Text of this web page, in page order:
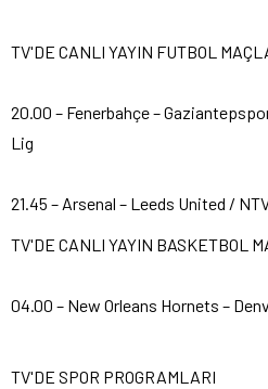
TV'DE CANLI YAYIN FUTBOL
20.00 – Fenerbahçe –
Lig
21.45 – Arsenal – Leeds United /
TV'DE CANLI YAYIN BASKETBOL
04.00 – New Orleans Hornets –
TV'DE SPOR PROGRAMLARI